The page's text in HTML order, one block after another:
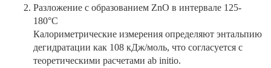
Разложение с образованием ZnO в интервале 125-
180°C
Калориметрические измерения определяют энтальпию
дегидратации как 108 кДж/моль, что согласуется с
теоретическими расчетами ab initio.